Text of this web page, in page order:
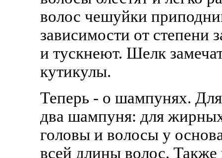
волос чешуйки
зависимости от степени
и тускнеют. Шелк
кутикулы.
Теперь - о шампунях.
два шампуня: для
головы и волосы у
всей длины волос. Также